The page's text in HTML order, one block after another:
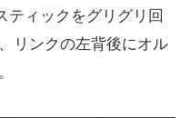
ティックをグリグリ回
リンクの左背後にオル